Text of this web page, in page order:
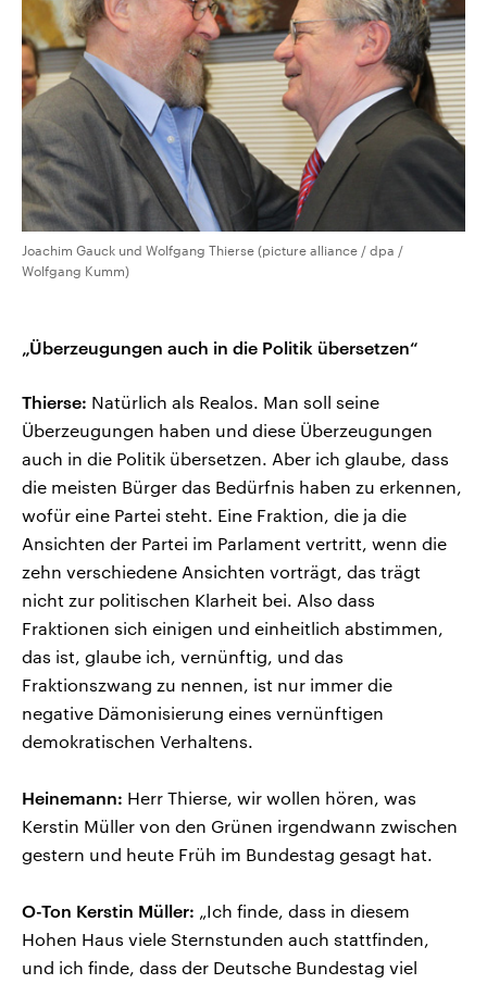
Joachim Gauck und Wolfgang Thierse (picture alliance / dpa /
Wolfgang Kumm)
„Überzeugungen auch in die Politik übersetzen“
Thierse: Natürlich als Realos. Man soll seine
Überzeugungen haben und diese Überzeugungen
auch in die Politik übersetzen. Aber ich glaube, dass
die meisten Bürger das Bedürfnis haben zu erkennen,
wofür eine Partei steht. Eine Fraktion, die ja die
Ansichten der Partei im Parlament vertritt, wenn die
zehn verschiedene Ansichten vorträgt, das trägt
nicht zur politischen Klarheit bei. Also dass
Fraktionen sich einigen und einheitlich abstimmen,
das ist, glaube ich, vernünftig, und das
Fraktionszwang zu nennen, ist nur immer die
negative Dämonisierung eines vernünftigen
demokratischen Verhaltens.
Heinemann: Herr Thierse, wir wollen hören, was
Kerstin Müller von den Grünen irgendwann zwischen
gestern und heute Früh im Bundestag gesagt hat.
O-Ton Kerstin Müller: „Ich finde, dass in diesem
Hohen Haus viele Sternstunden auch stattfinden,
und ich finde, dass der Deutsche Bundestag viel